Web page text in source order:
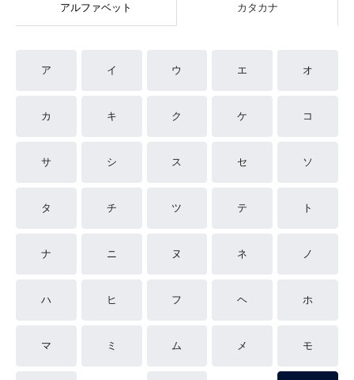
アルファベット カタカナ
ア イ ウ エ オ
カ キ ク ケ コ
サ シ ス セ ソ
タ チ ツ テ ト
ナ ニ ヌ ネ ノ
ハ ヒ フ ヘ ホ
マ ミ ム メ モ